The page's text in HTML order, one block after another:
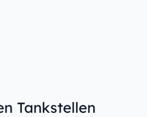
Tankstellen